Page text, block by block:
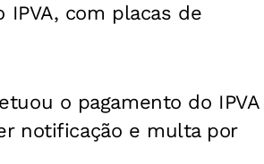
IPVA, com placas de
o pagamento do IPVA
notificação e multa por